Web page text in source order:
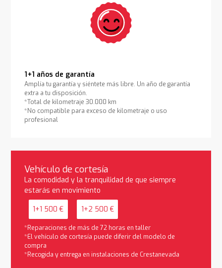
1+1 años de garantía
Amplía tu garantía y siéntete más libre. Un año de garantía
extra a tu disposición.
*Total de kilometraje 30.000 km
*No compatible para exceso de kilometraje o uso
profesional
Vehículo de cortesía
La comodidad y la tranquilidad de que siempre
estarás en movimiento
1+1 500 € 1+2 500 €
*Reparaciones de más de 72 horas en taller
*El vehículo de cortesía puede diferir del modelo de
compra
*Recogida y entrega en instalaciones de Crestanevada